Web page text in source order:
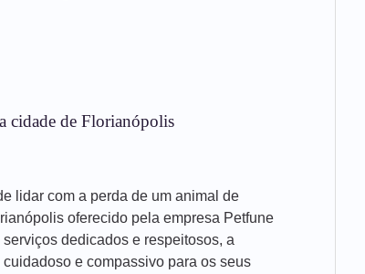
cidade de Florianópolis
lidar com a perda de um animal de
oferecido pela empresa Petfune
dedicados e respeitosos, a
e compassivo para os seus